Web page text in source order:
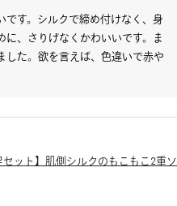
です。シルクで締め付けなく、身
、さりげなくかわいいです。ま
した。欲を言えば、色違いで赤や
セット】肌側シルクのもこもこ2重ソ